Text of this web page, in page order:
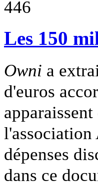
446
Les 150
Owni a
d'euros
l'association
dépenses
dans ce